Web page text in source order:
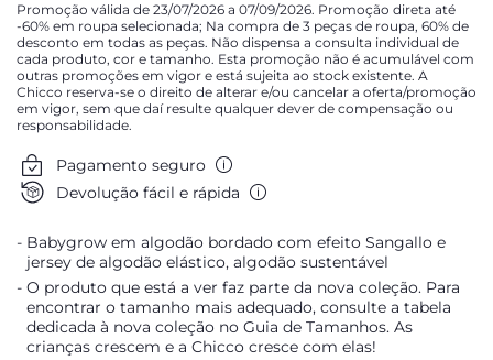
AVISAR DA DISPONIBILIDADE
AVISAR DA DISPONIBILIDADE
Promoção válida de 23/07/2026 a 07/09/2026. Promoção direta até
-60% em roupa selecionada; Na compra de 3 peças de roupa, 60% de
desconto em todas as peças. Não dispensa a consulta individual de
cada produto, cor e tamanho. Esta promoção não é acumulável com
outras promoções em vigor e está sujeita ao stock existente. A
Chicco reserva-se o direito de alterar e/ou cancelar a oferta/promoção
em vigor, sem que daí resulte qualquer dever de compensação ou
responsabilidade.
Pagamento seguro
Devolução fácil e rápida
Babygrow em algodão bordado com efeito Sangallo e
jersey de algodão elástico, algodão sustentável
O produto que está a ver faz parte da nova coleção. Para
encontrar o tamanho mais adequado, consulte a tabela
dedicada à nova coleção no Guia de Tamanhos. As
crianças crescem e a Chicco cresce com elas!